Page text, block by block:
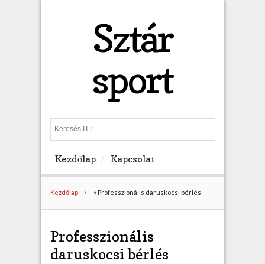
Sztár
sport
e
h
Kezdőlap Kapcsolat
Kezdőlap » Professzionális daruskocsi bérlés
Professzionális
daruskocsi bérlés